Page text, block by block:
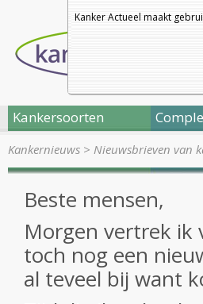
Kanker Actueel maakt
Kankersoorten
Kankernieuws > Nieuwsbrieven van
Beste mensen,
Morgen vertrek ik
toch nog een
al teveel bij want